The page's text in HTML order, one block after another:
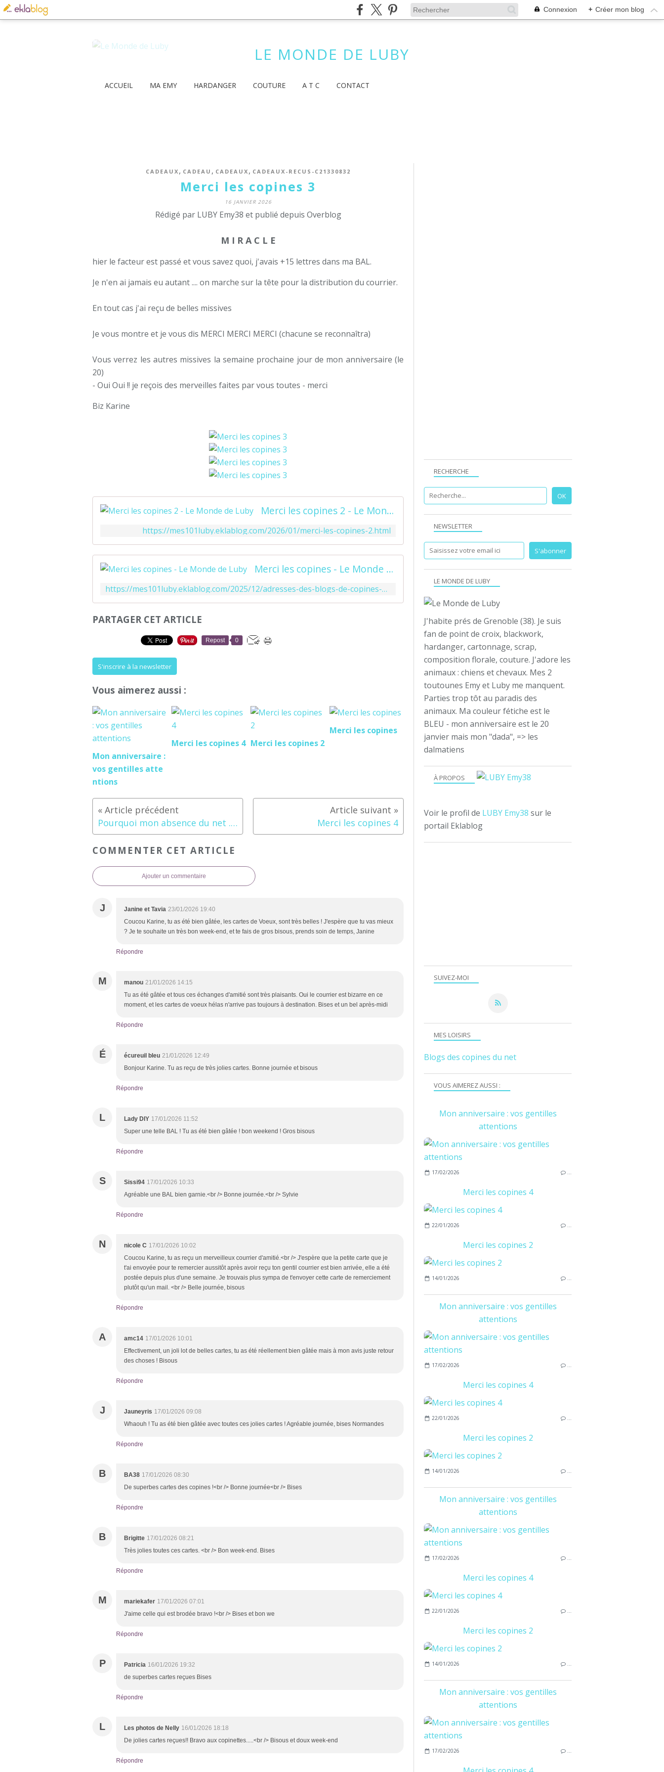
Connexion + Créer mon blog
LE MONDE DE LUBY
ACCUEIL MA EMY HARDANGER COUTURE A T C CONTACT
CADEAUX , CADEAU , CADEAUX , CADEAUX-RECUS-C21330832
Merci les copines 3
16 JANVIER 2026
Rédigé par LUBY Emy38 et publié depuis Overblog
M I R A C L E
hier le facteur est passé et vous savez quoi, j'avais +15 lettres dans ma BAL.
Je n'en ai jamais eu autant .... on marche sur la tête pour la distribution du courrier.
En tout cas j'ai reçu de belles missives
Je vous montre et je vous dis MERCI MERCI MERCI (chacune se reconnaîtra)
Vous verrez les autres missives la semaine prochaine jour de mon anniversaire (le
20)
- Oui Oui !! je reçois des merveilles faites par vous toutes - merci
Biz Karine
Merci les copines 2 - Le Monde de Luby
https://mes101luby.eklablog.com/2026/01/merci-les-copines-2.html
Merci les copines - Le Monde de Luby
https://mes101luby.eklablog.com/2025/12/adresses-des-blogs-de-copines-qui-m-ont-gatees-https-garfy-canalblog-com-https-point2x-canalblog-com-https-annemariebrode-canalblog-com.html
PARTAGER CET ARTICLE
Repost 0
S'inscrire à la newsletter
Vous aimerez aussi :
Mon anniversaire :
vos gentilles atte
ntions
Merci les copines 4 Merci les copines 2
Merci les copines
Pourquoi mon absence du net .....????? Merci les copines 4
COMMENTER CET ARTICLE
Ajouter un commentaire
J Janine et Tavia 23/01/2026 19:40
Coucou Karine, tu as été bien gâtée, les cartes de Voeux, sont très belles ! J'espère que tu vas mieux
? Je te souhaite un très bon week-end, et te fais de gros bisous, prends soin de temps, Janine
Répondre
M manou 21/01/2026 14:15
Tu as été gâtée et tous ces échanges d'amitié sont très plaisants. Oui le courrier est bizarre en ce
moment, et les cartes de voeux hélas n'arrive pas toujours à destination. Bises et un bel après-midi
Répondre
É écureuil bleu 21/01/2026 12:49
Bonjour Karine. Tu as reçu de très jolies cartes. Bonne journée et bisous
Répondre
L Lady DIY 17/01/2026 11:52
Super une telle BAL ! Tu as été bien gâtée ! bon weekend ! Gros bisous
Répondre
S Sissi94 17/01/2026 10:33
Agréable une BAL bien garnie.<br /> Bonne journée.<br /> Sylvie
Répondre
N nicole C 17/01/2026 10:02
Coucou Karine, tu as reçu un merveilleux courrier d'amitié.<br /> J'espère que la petite carte que je
t'ai envoyée pour te remercier aussitôt après avoir reçu ton gentil courrier est bien arrivée, elle a été
postée depuis plus d'une semaine. Je trouvais plus sympa de t'envoyer cette carte de remerciement
plutôt qu'un mail. <br /> Belle journée, bisous
Répondre
A amc14 17/01/2026 10:01
Effectivement, un joli lot de belles cartes, tu as été réellement bien gâtée mais à mon avis juste retour
des choses ! Bisous
Répondre
J Jauneyris 17/01/2026 09:08
Whaouh ! Tu as été bien gâtée avec toutes ces jolies cartes ! Agréable journée, bises Normandes
Répondre
B BA38 17/01/2026 08:30
De superbes cartes des copines !<br /> Bonne journée<br /> Bises
Répondre
B Brigitte 17/01/2026 08:21
Très jolies toutes ces cartes. <br /> Bon week-end. Bises
Répondre
M mariekafer 17/01/2026 07:01
J'aime celle qui est brodée bravo !<br /> Bises et bon we
Répondre
P Patricia 16/01/2026 19:32
de superbes cartes reçues Bises
Répondre
L Les photos de Nelly 16/01/2026 18:18
De jolies cartes reçues!! Bravo aux copinettes.....<br /> Bisous et doux week-end
Répondre
NEWSLETTER
SUIVEZ-MOI
RECHERCHE
LE MONDE DE LUBY
J'habite prés de Grenoble (38). Je suis
fan de point de croix, blackwork,
hardanger, cartonnage, scrap,
composition florale, couture. J'adore les
animaux : chiens et chevaux. Mes 2
toutounes Emy et Luby me manquent.
Parties trop tôt au paradis des
animaux. Ma couleur fétiche est le
BLEU - mon anniversaire est le 20
janvier mais mon "dada", => les
dalmatiens
À PROPOS
Voir le profil de LUBY Emy38 sur le
portail Eklablog
VOUS AIMEREZ AUSSI :
Mon anniversaire : vos gentilles
attentions
17/02/2026 …
Merci les copines 4
22/01/2026 …
Merci les copines 2
14/01/2026 …
Mon anniversaire : vos gentilles
attentions
17/02/2026 …
Merci les copines 4
22/01/2026 …
Merci les copines 2
14/01/2026 …
Mon anniversaire : vos gentilles
attentions
17/02/2026 …
Merci les copines 4
22/01/2026 …
Merci les copines 2
14/01/2026 …
Mon anniversaire : vos gentilles
attentions
17/02/2026 …
MES LOISIRS
Blogs des copines du net